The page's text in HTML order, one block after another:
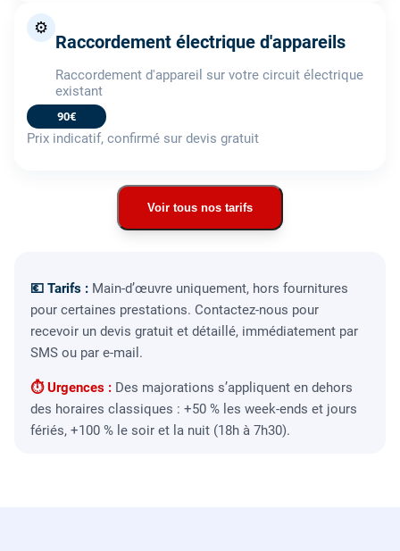
⚙️
Raccordement électrique d'appareils
Raccordement d'appareil sur votre circuit électrique
existant
90€
Prix indicatif, confirmé sur devis gratuit
Voir tous nos tarifs
💶 Tarifs : Main-d’œuvre uniquement, hors fournitures
pour certaines prestations. Contactez-nous pour
recevoir un devis gratuit et détaillé, immédiatement par
SMS ou par e-mail.
⏱ Urgences : Des majorations s’appliquent en dehors
des horaires classiques : +50 % les week-ends et jours
fériés, +100 % le soir et la nuit (18h à 7h30).